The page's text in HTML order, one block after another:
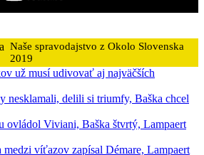
Naše spravodajstvo z Okolo Slovenska
2019
už musí udivovať aj najväčších
nesklamali, delili si triumfy, Baška chcel
ovládol Viviani, Baška štvrtý, Lampaert
víťazov zapísal Démare, Lampaert